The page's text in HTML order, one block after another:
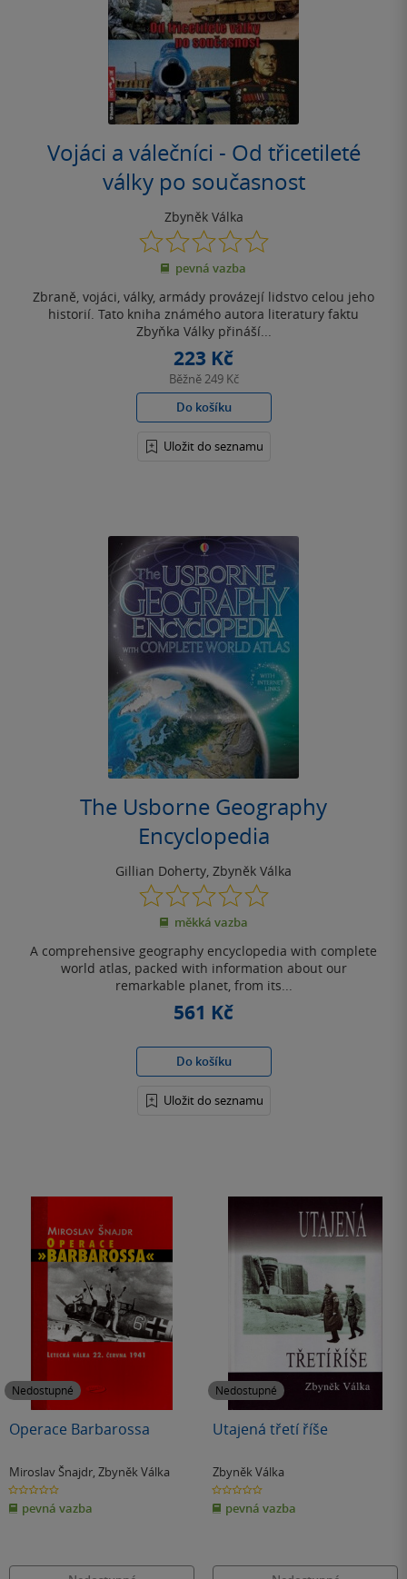
Vojáci a válečníci - Od třicetileté
války po současnost
Zbyněk Válka
0.0
z
5
pevná vazba
Zbraně, vojáci, války, armády provázejí lidstvo celou jeho
historií. Tato kniha známého autora literatury faktu
Zbyňka Války přináší...
223 Kč
Běžně249 Kč
Do košíku
Uložit do seznamu
The Usborne Geography
Encyclopedia
Gillian Doherty, Zbyněk Válka
0.0
z
5
měkká vazba
A comprehensive geography encyclopedia with complete
world atlas, packed with information about our
remarkable planet, from its...
561 Kč
Do košíku
Uložit do seznamu
Nedostupné
Operace Barbarossa
Miroslav Šnajdr, Zbyněk Válka
0.0
z
5
hvězdiček
pevná vazba
Nedostupné
Utajená třetí říše
Zbyněk Válka
0.0
z
5
hvězdiček
pevná vazba